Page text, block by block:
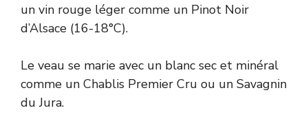
un vin rouge léger comme un Pinot Noir
d’Alsace (16-18°C).
Le veau se marie avec un blanc sec et minéral
comme un Chablis Premier Cru ou un Savagnin
du Jura.